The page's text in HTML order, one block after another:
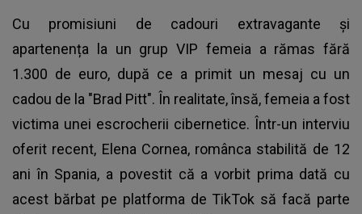
Cu promisiuni de cadouri extravagante și
apartenența la un grup VIP femeia a rămas fără
1.300 de euro, după ce a primit un mesaj cu un
cadou de la "Brad Pitt". În realitate, însă, femeia a fost
victima unei escrocherii cibernetice. Într-un interviu
oferit recent, Elena Cornea, românca stabilită de 12
ani în Spania, a povestit că a vorbit prima dată cu
acest bărbat pe platforma de TikTok să facă parte